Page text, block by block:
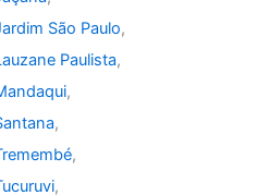
São Paulo,
Paulista,
,
,
,
,